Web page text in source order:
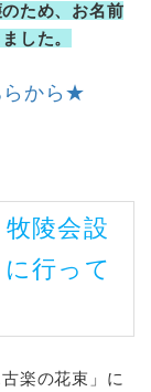
ため、お名前
した。
らから★
陵会設
行って
楽の花束」に